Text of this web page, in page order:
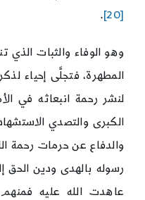
[20]
.
وهو الوفاء والثبات الذي
المطهرة، فتجلَّى إحياء
لنشر رحمة انبعاثه في
الكبرى والتصدي
والدفاع عن حرمات رحمة
رسوله بالهدى ودين
عاهدت الله عليه